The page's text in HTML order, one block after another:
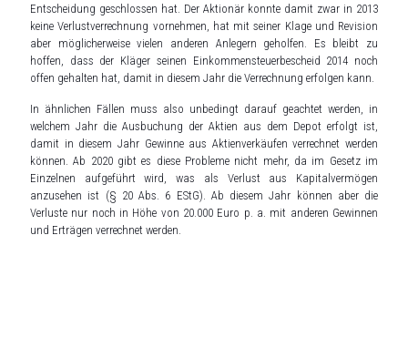
Entscheidung geschlossen hat. Der Aktionär konnte damit zwar in 2013
keine Verlustverrechnung vornehmen, hat mit seiner Klage und Revision
aber möglicherweise vielen anderen Anlegern geholfen. Es bleibt zu
hoffen, dass der Kläger seinen Einkommensteuerbescheid 2014 noch
offen gehalten hat, damit in diesem Jahr die Verrechnung erfolgen kann.
In ähnlichen Fällen muss also unbedingt darauf geachtet werden, in
welchem Jahr die Ausbuchung der Aktien aus dem Depot erfolgt ist,
damit in diesem Jahr Gewinne aus Aktienverkäufen verrechnet werden
können. Ab 2020 gibt es diese Probleme nicht mehr, da im Gesetz im
Einzelnen aufgeführt wird, was als Verlust aus Kapitalvermögen
anzusehen ist (§ 20 Abs. 6 EStG). Ab diesem Jahr können aber die
Verluste nur noch in Höhe von 20.000 Euro p. a. mit anderen Gewinnen
und Erträgen verrechnet werden.